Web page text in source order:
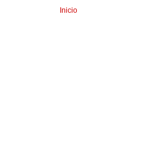
Inicio